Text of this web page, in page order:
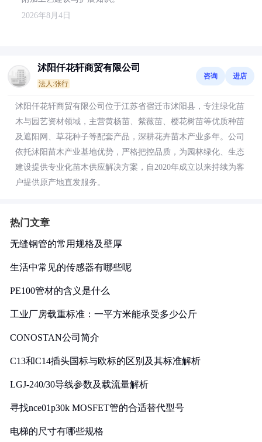
2026年8月4日
沭阳仟花轩商贸有限公司
法人:张行
咨询 进店
沭阳仟花轩商贸有限公司位于江苏省宿迁市沭阳县，专注绿化苗
木与园艺资材领域，主营黄杨苗、紫薇苗、樱花树苗等优质种苗
及遮阳网、草花种子等配套产品，深耕花卉苗木产业多年。公司
依托沭阳苗木产业基地优势，严格把控品质，为园林绿化、生态
建设提供专业化苗木供应解决方案，自2020年成立以来持续为客
户提供原产地直发服务。
热门文章
无缝钢管的常用规格及壁厚
生活中常见的传感器有哪些呢
PE100管材的含义是什么
工业厂房载重标准：一平方米能承受多少公斤
CONOSTAN公司简介
C13和C14插头国标与欧标的区别及其标准解析
LGJ-240/30导线参数及载流量解析
寻找nce01p30k MOSFET管的合适替代型号
电梯的尺寸有哪些规格